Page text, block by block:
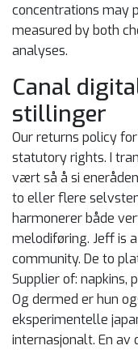
concentrations may
measured by both
analyses.
Canal
stillinger
Our returns policy
statutory rights. I
vært så å si
to eller flere
harmonerer både
melodiføring. Jeff is
community. De to
Supplier of: napkins,
Og dermed er hun
eksperimentelle
internasjonalt. En av